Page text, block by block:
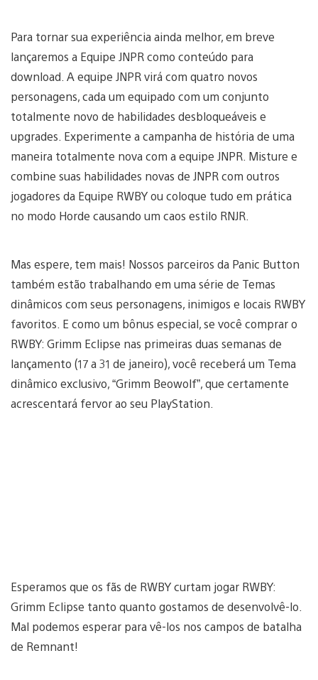
Para tornar sua experiência ainda melhor, em breve
lançaremos a Equipe JNPR como conteúdo para
download. A equipe JNPR virá com quatro novos
personagens, cada um equipado com um conjunto
totalmente novo de habilidades desbloqueáveis e
upgrades. Experimente a campanha de história de uma
maneira totalmente nova com a equipe JNPR. Misture e
combine suas habilidades novas de JNPR com outros
jogadores da Equipe RWBY ou coloque tudo em prática
no modo Horde causando um caos estilo RNJR.
Mas espere, tem mais! Nossos parceiros da Panic Button
também estão trabalhando em uma série de Temas
dinâmicos com seus personagens, inimigos e locais RWBY
favoritos. E como um bônus especial, se você comprar o
RWBY: Grimm Eclipse nas primeiras duas semanas de
lançamento (17 a 31 de janeiro), você receberá um Tema
dinâmico exclusivo, “Grimm Beowolf”, que certamente
acrescentará fervor ao seu PlayStation.
Esperamos que os fãs de RWBY curtam jogar RWBY:
Grimm Eclipse tanto quanto gostamos de desenvolvê-lo.
Mal podemos esperar para vê-los nos campos de batalha
de Remnant!